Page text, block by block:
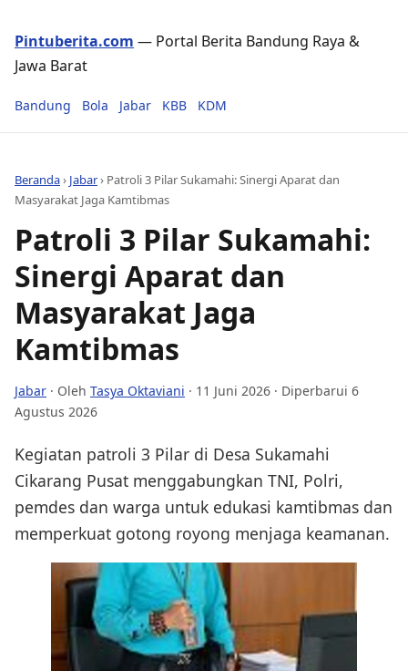
Pintuberita.com — Portal Berita Bandung Raya &
Jawa Barat
Bandung Bola Jabar KBB KDM
Beranda› Jabar› Patroli 3 Pilar Sukamahi: Sinergi Aparat dan
Masyarakat Jaga Kamtibmas
Patroli 3 Pilar Sukamahi:
Sinergi Aparat dan
Masyarakat Jaga
Kamtibmas
Jabar · Oleh Tasya Oktaviani · 11 Juni 2026 · Diperbarui 6
Agustus 2026
Kegiatan patroli 3 Pilar di Desa Sukamahi
Cikarang Pusat menggabungkan TNI, Polri,
pemdes dan warga untuk edukasi kamtibmas dan
memperkuat gotong royong menjaga keamanan.